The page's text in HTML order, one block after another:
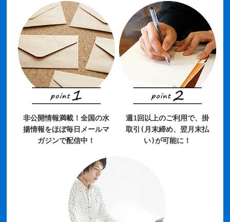
非公開情報満載！全国の水
揚情報をほぼ毎日メールマ
ガジンで配信中！
週1回以上のご利用で、掛
取引(月末締め、翌月末払
い)が可能に！